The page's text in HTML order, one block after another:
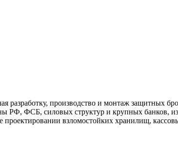
производство и монтаж защитных
РФ, ФСБ, силовых структур и крупных банков,
взломостойких хранилищ,